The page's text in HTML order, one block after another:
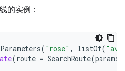
的实例：
( "rose" , listOf(
(route = SearchRoute(params